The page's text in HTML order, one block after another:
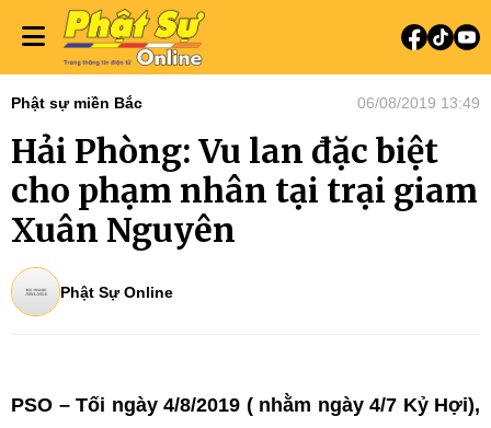
Phật sự miền Bắc 06/08/2019 13:49
Hải Phòng: Vu lan đặc biệt
cho phạm nhân tại trại giam
Xuân Nguyên
Phật Sự Online
PSO – Tối ngày 4/8/2019 ( nhằm ngày 4/7 Kỷ Hợi),